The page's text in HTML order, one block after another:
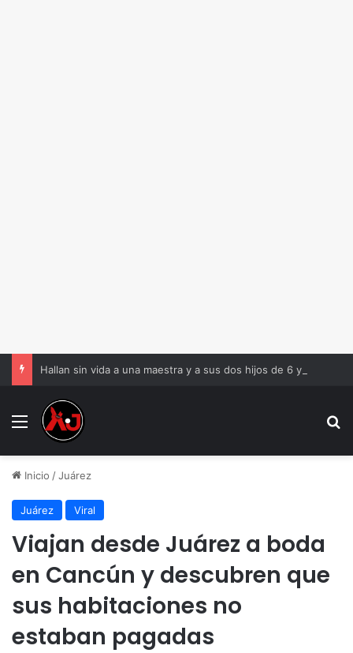
Menu
Inicio /Juárez
Juárez Viral
Viajan desde Juárez a boda
en Cancún y descubren que
sus habitaciones no
estaban pagadas